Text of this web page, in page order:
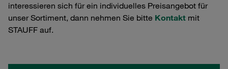
interessieren sich für ein individuelles Preisangebot für
unser Sortiment, dann nehmen Sie bitte Kontakt mit
STAUFF auf.